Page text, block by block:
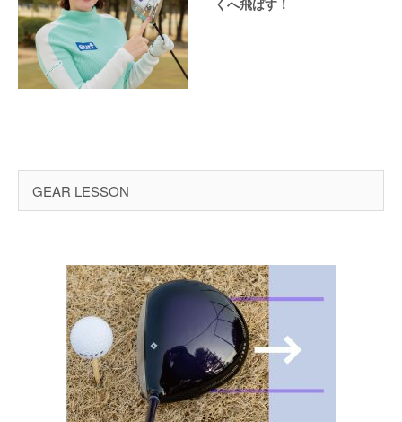
くへ飛ばす！
GEAR LESSON